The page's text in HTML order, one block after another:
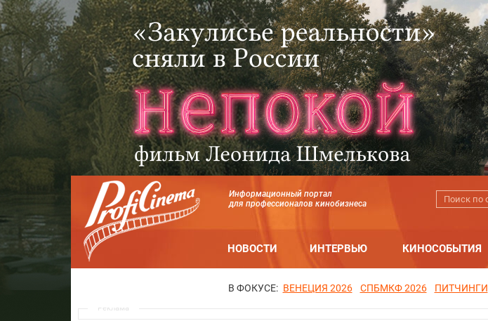
Информационный портал
для профессионалов кинобизнеса
НОВОСТИ ИНТЕРВЬЮ КИНОСОБЫТИЯ
В ФОКУСЕ: ВЕНЕЦИЯ 2026 СПБМКФ 2026 ПИТЧИНГИ
Реклама